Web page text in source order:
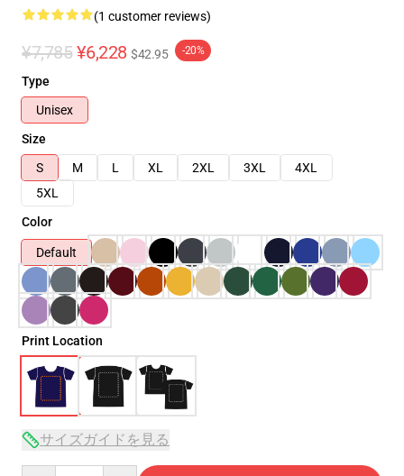
(1 customer reviews)
¥7,785 ¥6,228 $42.95 -20%
Type
Unisex
Size
S
M L XL 2XL 3XL
4XL
5XL
Color
Default
Print Location
サイズガイドを見る